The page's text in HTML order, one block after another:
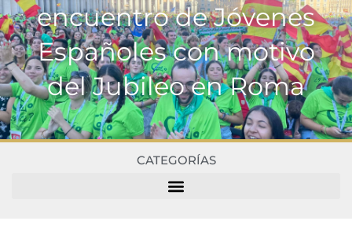
encuentro de Jóvenes
Españoles con motivo
del Jubileo en Roma
CATEGORÍAS